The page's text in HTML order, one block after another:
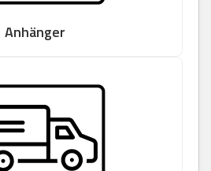
Anhänger